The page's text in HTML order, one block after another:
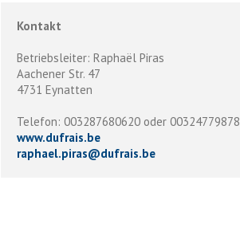
Kontakt
Betriebsleiter: Raphaël Piras
Aachener Str. 47
4731 Eynatten
Telefon: 003287680620 oder
www.dufrais.be
raphael.piras@dufrais.be